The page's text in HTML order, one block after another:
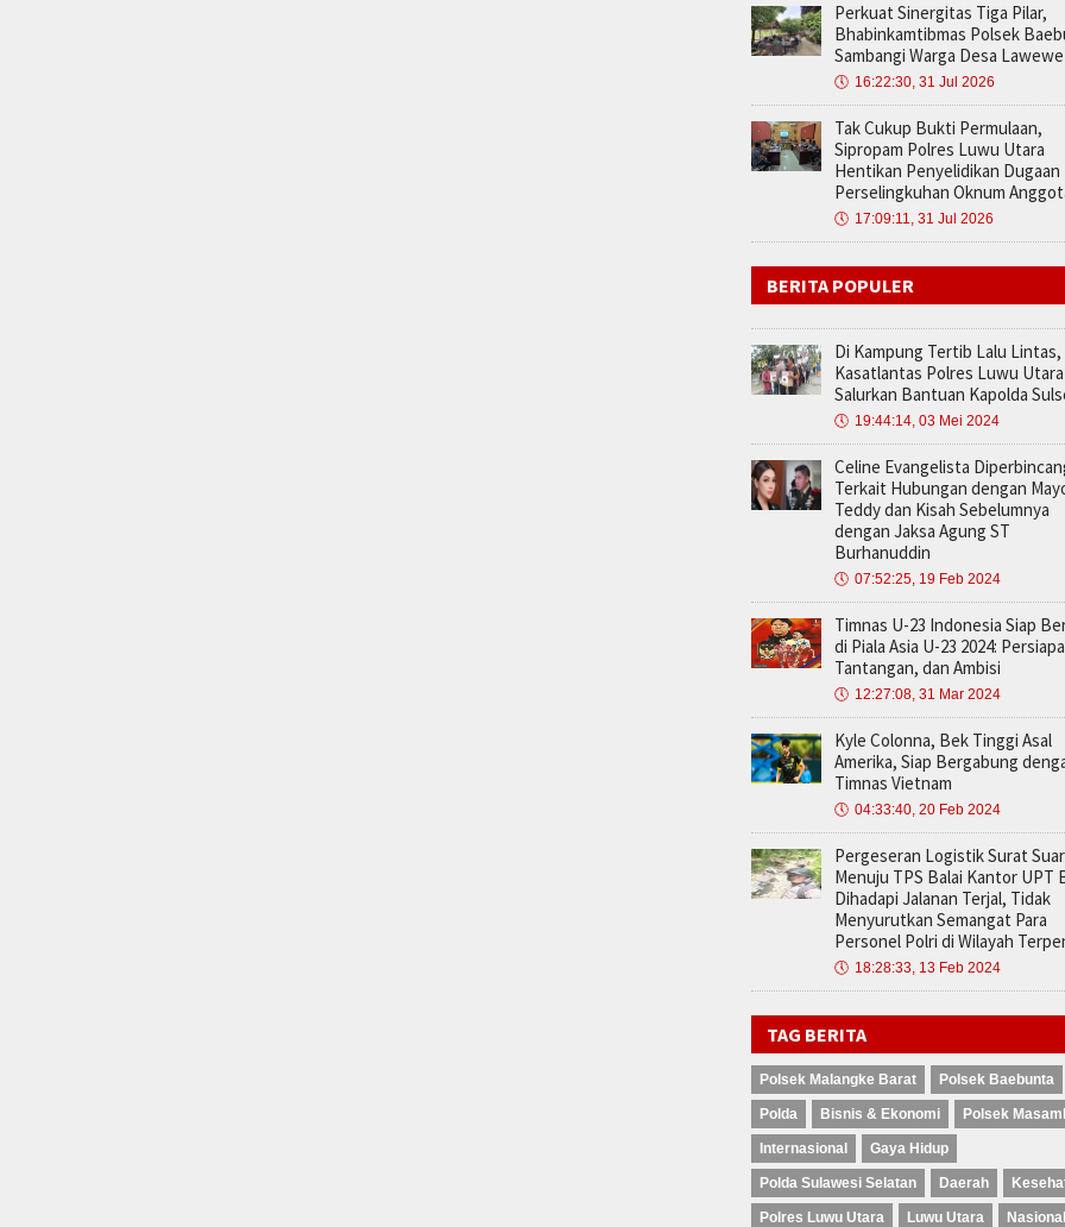
Perkuat Sinergitas Tiga Pilar,
Bhabinkamtibmas Polsek
Sambangi Warga Desa Lawewe
🕔 16:22:30, 31 Jul 2026
Tak Cukup Bukti Permulaan,
Sipropam Polres Luwu Utara
Hentikan Penyelidikan Dugaan
Perselingkuhan Oknum
🕔 17:09:11, 31 Jul 2026
BERITA POPULER
Di Kampung Tertib Lalu Lintas,
Kasatlantas Polres Luwu Utara
Salurkan Bantuan Kapolda
🕔 19:44:14, 03 Mei 2024
Celine Evangelista
Terkait Hubungan dengan
Teddy dan Kisah Sebelumnya
dengan Jaksa Agung ST
Burhanuddin
🕔 07:52:25, 19 Feb 2024
Timnas U-23 Indonesia Siap
di Piala Asia U-23 2024:
Tantangan, dan Ambisi
🕔 12:27:08, 31 Mar 2024
Kyle Colonna, Bek Tinggi Asal
Amerika, Siap Bergabung
Timnas Vietnam
🕔 04:33:40, 20 Feb 2024
Pergeseran Logistik Surat
Menuju TPS Balai Kantor UPT
Dihadapi Jalanan Terjal, Tidak
Menyurutkan Semangat Para
Personel Polri di Wilayah
🕔 18:28:33, 13 Feb 2024
TAG BERITA
Polsek Malangke Barat Polsek Baebunta
Polda Bisnis & Ekonomi Polsek
Internasional Gaya Hidup
Polda Sulawesi Selatan Daerah
Polres Luwu Utara Luwu Utara Nasional